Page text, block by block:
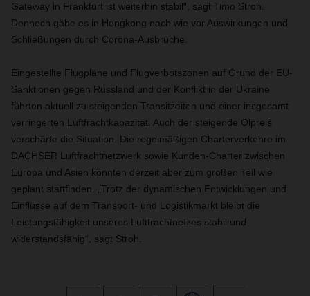
Gateway in Frankfurt ist weiterhin stabil“, sagt Timo Stroh.
Dennoch gäbe es in Hongkong nach wie vor Auswirkungen und
Schließungen durch Corona-Ausbrüche.
Eingestellte Flugpläne und Flugverbotszonen auf Grund der EU-
Sanktionen gegen Russland und der Konflikt in der Ukraine
führten aktuell zu steigenden Transitzeiten und einer insgesamt
verringerten Luftfrachtkapazität. Auch der steigende Ölpreis
verschärfe die Situation. Die regelmäßigen Charterverkehre im
DACHSER Luftfrachtnetzwerk sowie Kunden-Charter zwischen
Europa und Asien könnten derzeit aber zum großen Teil wie
geplant stattfinden. „Trotz der dynamischen Entwicklungen und
Einflüsse auf dem Transport- und Logistikmarkt bleibt die
Leistungsfähigkeit unseres Luftfrachtnetzes stabil und
widerstandsfähig“, sagt Stroh.